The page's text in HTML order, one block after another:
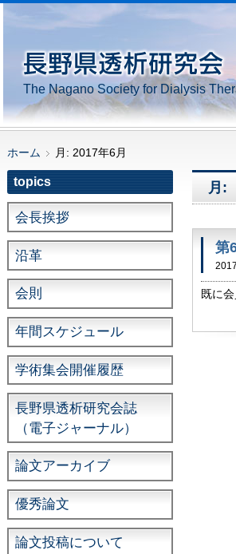
The Nagano Society for Dialysis
ホーム 月: 2017年6月
月:
第
既に
（日
topics
会長挨拶
沿革
会則
年間スケジュール
学術集会開催履歴
長野県透析研究会誌
（電子ジャーナル）
論文アーカイブ
優秀論文
論文投稿について